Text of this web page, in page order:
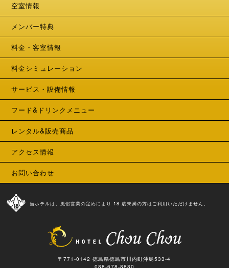
空室情報
メンバー特典
料金・客室情報
料金シミュレーション
サービス・設備情報
フード&ドリンクメニュー
レンタル&販売商品
アクセス情報
お問い合わせ
当ホテルは、風俗営業の定めにより 18 歳未満の方はご利用いただけません。
〒771-0142 徳島県徳島市川内町沖島533-4
088-678-8880